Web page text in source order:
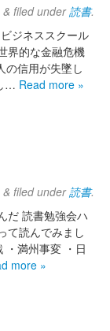
& filed under読書.
ジネススクール
界的な金融危機
の信用が失墜し
… Read more »
& filed under読書.
だ 読書勉強会ハ
て読んでみまし
・満州事変 ・日
more »